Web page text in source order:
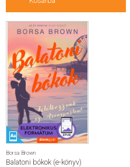
Borsa Brown
Balatoni bókok (e-könyv)